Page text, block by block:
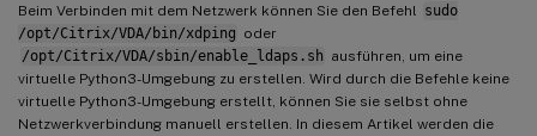
Beim Verbinden mit dem Netzwerk können Sie den Befehl
sudo
/opt/Citrix/VDA/bin/xdping oder
/opt/Citrix/VDA/sbin/enable_ldaps.sh ausführen, um eine
virtuelle Python3-Umgebung zu erstellen. Wird durch die Befehle keine
virtuelle Python3-Umgebung erstellt, können Sie sie selbst ohne
Netzwerkverbindung manuell erstellen. In diesem Artikel werden die